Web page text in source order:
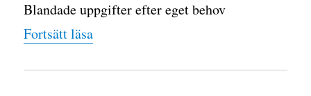
Blandade uppgifter efter eget behov
Fortsätt läsa”Mer derivata”